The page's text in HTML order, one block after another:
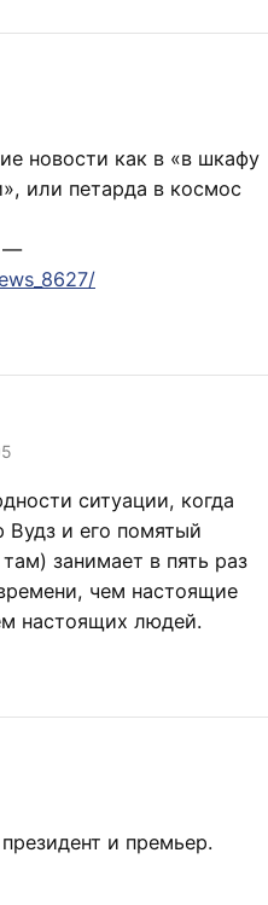
новости как в «в шкафу
или петарда в космос
—
ситуации, когда
Вудз и его помятый
занимает в пять раз
чем настоящие
настоящих людей.
и премьер.